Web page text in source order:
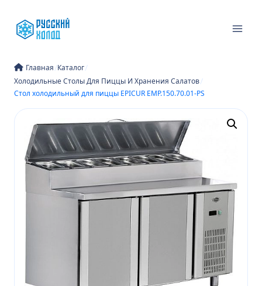
содержимому
Главная/Каталог/
Холодильные Столы Для Пиццы И Хранения Салатов/
Стол холодильный для пиццы EPICUR EMP.150.70.01-PS